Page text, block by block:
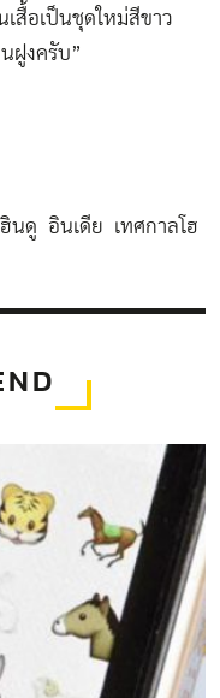
สื้อเป็นชุดใหม่สีขาว
ฝูงครับ”
นดู อินเดีย
เทศกาลโฮ